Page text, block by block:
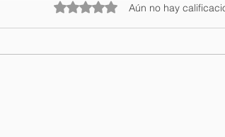
Obtuvo 0 de 5 estrellas.
Aún no hay